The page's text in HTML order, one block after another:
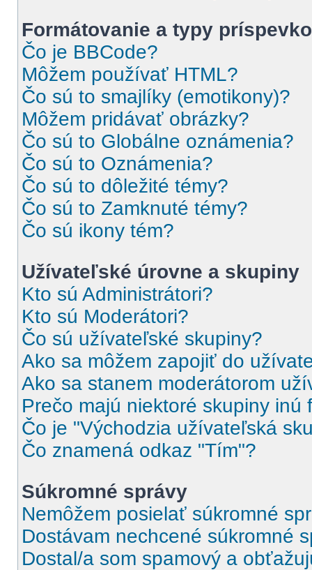
Formátovanie a typy
Čo je BBCode?
Môžem používať HTML?
Čo sú to smajlíky (emotikony)?
Môžem pridávať obrázky?
Čo sú to Globálne oznámenia?
Čo sú to Oznámenia?
Čo sú to dôležité témy?
Čo sú to Zamknuté témy?
Čo sú ikony tém?
Užívateľské úrovne a skupiny
Kto sú Administrátori?
Kto sú Moderátori?
Čo sú užívateľské skupiny?
Ako sa môžem zapojiť do
Ako sa stanem moderátorom
Prečo majú niektoré skupiny inú
Čo je "Východzia užívateľská
Čo znamená odkaz "Tím"?
Súkromné správy
Nemôžem posielať súkromné
Dostávam nechcené súkromné
Dostal/a som spamový a